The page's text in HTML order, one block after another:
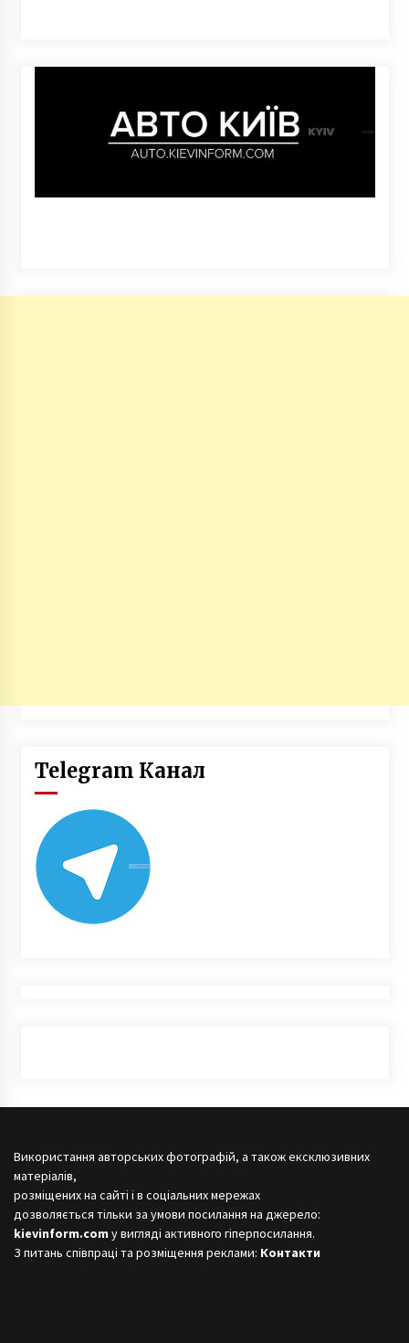
Telegram Канал
Використання авторських фотографій, а також ексклюзивних
матеріалів,
розміщених на сайті і в соціальних мережах
дозволяється тільки за умови посилання на джерело:
kievinform.com у вигляді активного гіперпосилання.
З питань співпраці та розміщення реклами: Контакти